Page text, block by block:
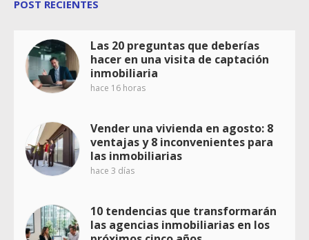
POST RECIENTES
Las 20 preguntas que deberías
hacer en una visita de captación
inmobiliaria
hace 16 horas
Vender una vivienda en agosto: 8
ventajas y 8 inconvenientes para
las inmobiliarias
hace 3 días
10 tendencias que transformarán
las agencias inmobiliarias en los